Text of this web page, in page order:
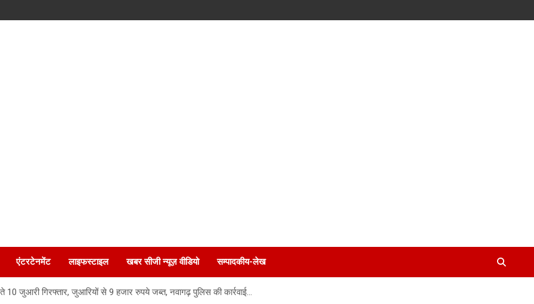
एंटरटेनमेंट लाइफस्टाइल खबर सीजी न्यूज़ वीडियो सम्पादकीय-लेख
जुआरी गिरफ्तार, जुआरियों से 9 हजार रुपये जब्त, नवागढ़ पुलिस की कार्रवाई…